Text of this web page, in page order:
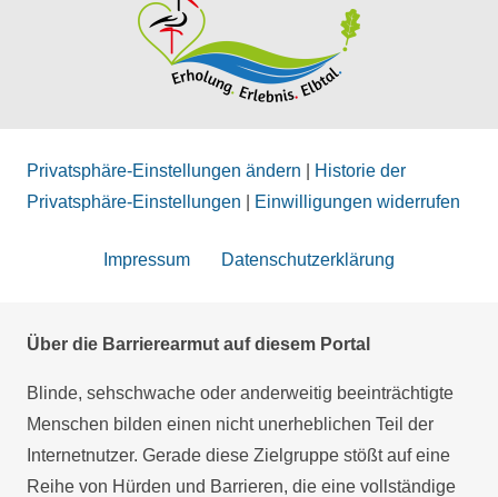
Privatsphäre-Einstellungen ändern
Historie der
Privatsphäre-Einstellungen
Einwilligungen widerrufen
Impressum Datenschutzerklärung
Über die Barrierearmut auf diesem Portal
Blinde, sehschwache oder anderweitig beeinträchtigte
Menschen bilden einen nicht unerheblichen Teil der
Internetnutzer. Gerade diese Zielgruppe stößt auf eine
Reihe von Hürden und Barrieren, die eine vollständige